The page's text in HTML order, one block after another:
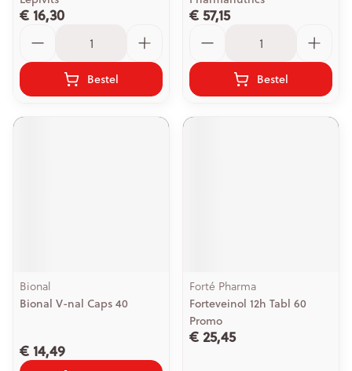
€ 16,30
Bestel
€ 57,15
Bestel
Bional
Bional V-nal Caps 40
€ 14,49
Forté Pharma
Forteveinol 12h Tabl 60
Promo
€ 25,45